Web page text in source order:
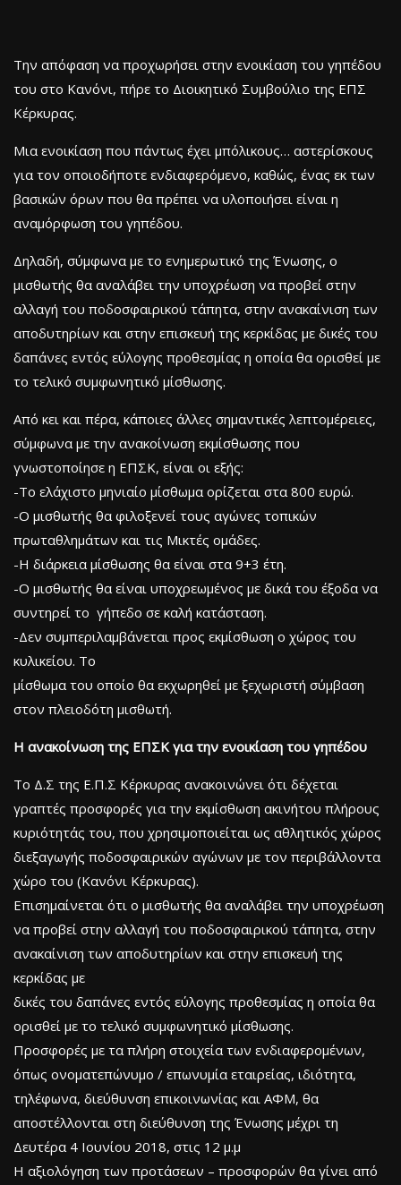
Την απόφαση να προχωρήσει στην ενοικίαση του γηπέδου
του στο Κανόνι, πήρε το Διοικητικό Συμβούλιο της ΕΠΣ
Κέρκυρας.
Μια ενοικίαση που πάντως έχει μπόλικους… αστερίσκους
για τον οποιοδήποτε ενδιαφερόμενο, καθώς, ένας εκ των
βασικών όρων που θα πρέπει να υλοποιήσει είναι η
αναμόρφωση του γηπέδου.
Δηλαδή, σύμφωνα με το ενημερωτικό της Ένωσης, ο
μισθωτής θα αναλάβει την υποχρέωση να προβεί στην
αλλαγή του ποδοσφαιρικού τάπητα, στην ανακαίνιση των
αποδυτηρίων και στην επισκευή της κερκίδας με δικές του
δαπάνες εντός εύλογης προθεσμίας η οποία θα ορισθεί με
το τελικό συμφωνητικό μίσθωσης.
Από κει και πέρα, κάποιες άλλες σημαντικές λεπτομέρειες,
σύμφωνα με την ανακοίνωση εκμίσθωσης που
γνωστοποίησε η ΕΠΣΚ, είναι οι εξής:
-Το ελάχιστο μηνιαίο μίσθωμα ορίζεται στα 800 ευρώ.
-Ο μισθωτής θα φιλοξενεί τους αγώνες τοπικών
πρωταθλημάτων και τις Μικτές ομάδες.
-Η διάρκεια μίσθωσης θα είναι στα 9+3 έτη.
-Ο μισθωτής θα είναι υποχρεωμένος με δικά του έξοδα να
συντηρεί το γήπεδο σε καλή κατάσταση.
-Δεν συμπεριλαμβάνεται προς εκμίσθωση ο χώρος του
κυλικείου. Το
μίσθωμα του οποίο θα εκχωρηθεί με ξεχωριστή σύμβαση
στον πλειοδότη μισθωτή.
Η ανακοίνωση της ΕΠΣΚ για την ενοικίαση του γηπέδου
Το Δ.Σ της Ε.Π.Σ Κέρκυρας ανακοινώνει ότι δέχεται
γραπτές προσφορές για την εκμίσθωση ακινήτου πλήρους
κυριότητάς του, που χρησιμοποιείται ως αθλητικός χώρος
διεξαγωγής ποδοσφαιρικών αγώνων με τον περιβάλλοντα
χώρο του (Κανόνι Κέρκυρας).
Επισημαίνεται ότι ο μισθωτής θα αναλάβει την υποχρέωση
να προβεί στην αλλαγή του ποδοσφαιρικού τάπητα, στην
ανακαίνιση των αποδυτηρίων και στην επισκευή της
κερκίδας με
δικές του δαπάνες εντός εύλογης προθεσμίας η οποία θα
ορισθεί με το τελικό συμφωνητικό μίσθωσης.
Προσφορές με τα πλήρη στοιχεία των ενδιαφερομένων,
όπως ονοματεπώνυμο / επωνυμία εταιρείας, ιδιότητα,
τηλέφωνα, διεύθυνση επικοινωνίας και ΑΦΜ, θα
αποστέλλονται στη διεύθυνση της Ένωσης μέχρι τη
Δευτέρα 4 Ιουνίου 2018, στις 12 μ.μ
Η αξιολόγηση των προτάσεων – προσφορών θα γίνει από